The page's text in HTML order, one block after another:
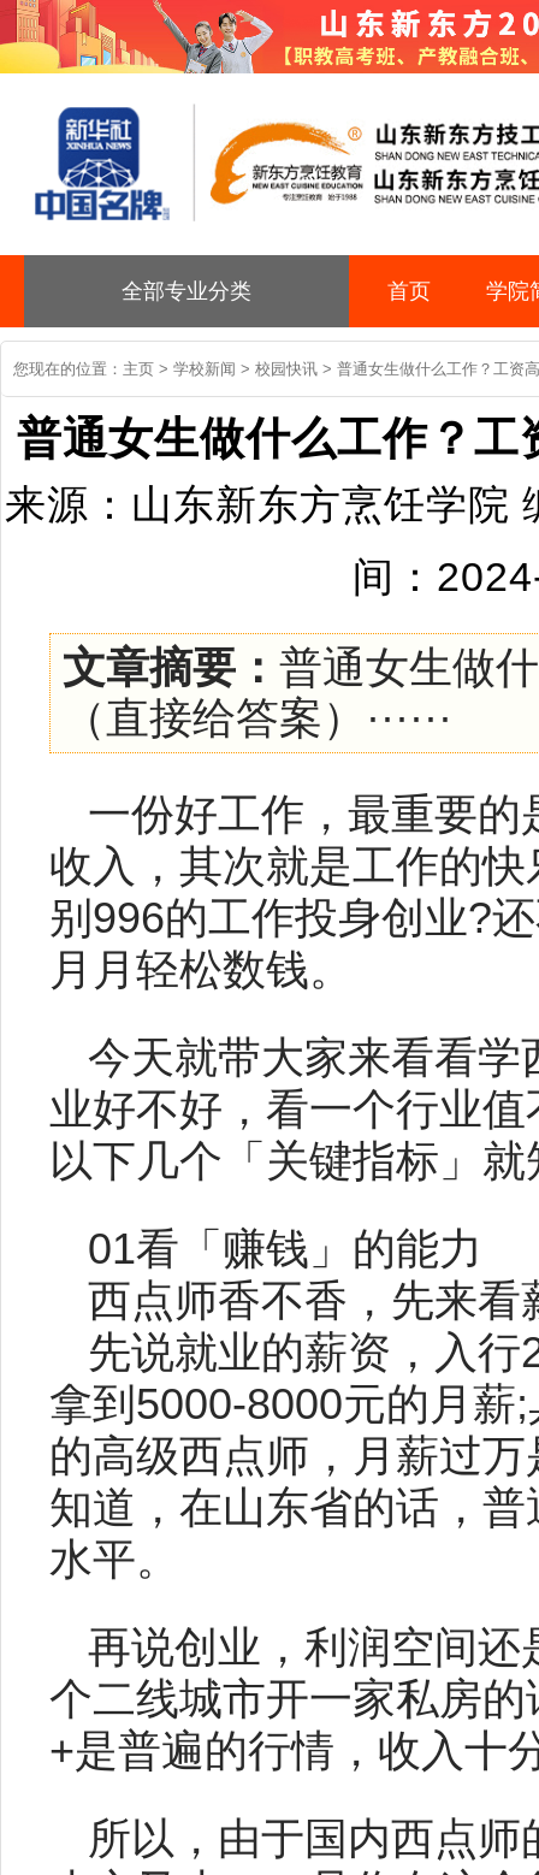
全部专业分类 首页 学院
您现在的位置： 主页 > 学校新闻 > 校园快讯 > 普通女生做什么工作？工资
普通女生做什么工作？
来源：山东新东方烹饪学院
间：
文章摘要： 普通女生做
（直接给答案）······
一份好工作，最重要
收入，其次就是工作的
别996的工作投身创业?
月月轻松数钱。
今天就带大家来看看
业好不好，看一个行业
以下几个「关键指标」
01看「赚钱」的能力
西点师香不香，先来看
先说就业的薪资，入
拿到5000-8000元的月薪
的高级西点师，月薪过
知道，在山东省的话，
水平。
再说创业，利润空间
个二线城市开一家私房
+是普遍的行情，收入十
所以，由于国内西点